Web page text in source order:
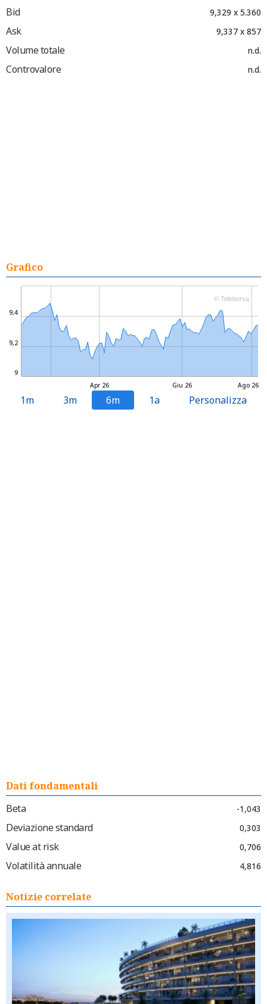
Bid 9,329 x 5.360
Ask 9,337 x 857
Volume totale n.d.
Controvalore n.d.
Grafico
Apr 26 Giu 26 Ago 26
9
9,2
9,4
© Teleborsa
1m 3m 6m 1a Personalizza
Dati fondamentali
Beta
-1,043
Deviazione standard 0,303
Value at risk 0,706
Volatilità annuale 4,816
Notizie correlate